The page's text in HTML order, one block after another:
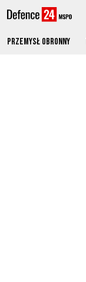
Przemysł obronny